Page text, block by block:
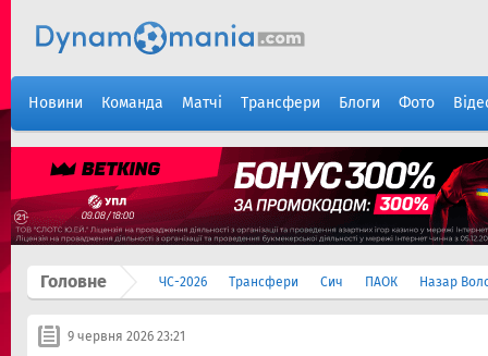
Новини Команда Матчі Трансфери Блоги Фото
Головне ЧС-2026 Трансфери Сич ПАОК Назар
9 червня 2026 23:21